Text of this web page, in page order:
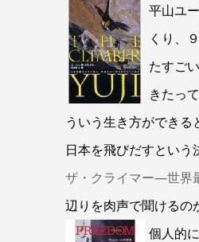
平山ユ
くり、
たすご
きたっ
ういう生き方ができる
日本を飛びだすとい
ザ・クライマー―世界
辺りを肉声で聞けるの
個人的